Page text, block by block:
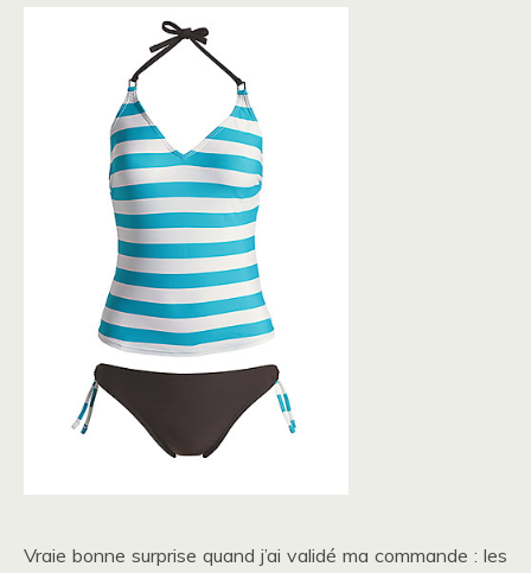
Vraie bonne surprise quand j’ai validé ma commande : les